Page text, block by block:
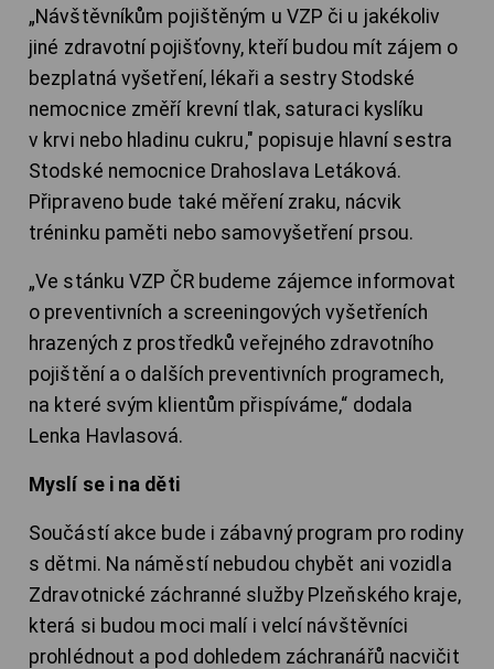
„Návštěvníkům pojištěným u VZP či u jakékoliv
jiné zdravotní pojišťovny, kteří budou mít zájem o
bezplatná vyšetření, lékaři a sestry Stodské
nemocnice změří krevní tlak, saturaci kyslíku
v krvi nebo hladinu cukru," popisuje hlavní sestra
Stodské nemocnice Drahoslava Letáková.
Připraveno bude také měření zraku, nácvik
tréninku paměti nebo samovyšetření prsou.
„Ve stánku VZP ČR budeme zájemce informovat
o preventivních a screeningových vyšetřeních
hrazených z prostředků veřejného zdravotního
pojištění a o dalších preventivních programech,
na které svým klientům přispíváme,“ dodala
Lenka Havlasová.
Myslí se i na děti
Součástí akce bude i zábavný program pro rodiny
s dětmi. Na náměstí nebudou chybět ani vozidla
Zdravotnické záchranné služby Plzeňského kraje,
která si budou moci malí i velcí návštěvníci
prohlédnout a pod dohledem záchranářů nacvičit